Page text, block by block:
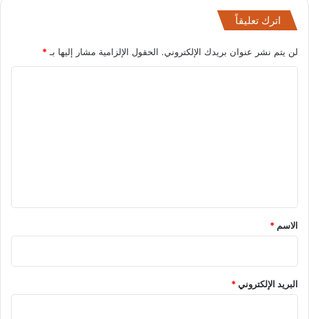
اترك تعليقاً
لن يتم نشر عنوان بريدك الإلكتروني. الحقول الإلزامية مشار إليها بـ*
*
الاسم *
البريد الإلكتروني*